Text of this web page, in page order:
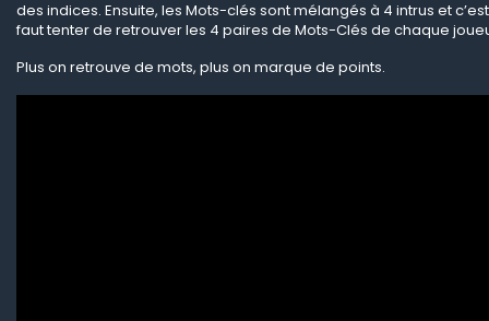
des indices. Ensuite, les Mots-clés sont mélangés à 4 intrus et
faut tenter de retrouver les 4 paires de Mots-Clés de chaque
Plus on retrouve de mots, plus on marque de points.​